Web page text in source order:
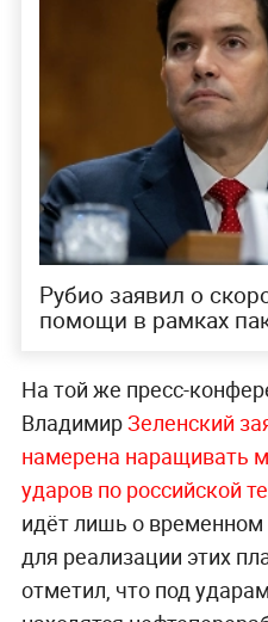
Рубио заявил о
помощи в рамках
На той же пресс-
ВладимирЗеленский
намерена наращивать
ударов по российской
идёт лишь о
для реализации этих
отметил, что под